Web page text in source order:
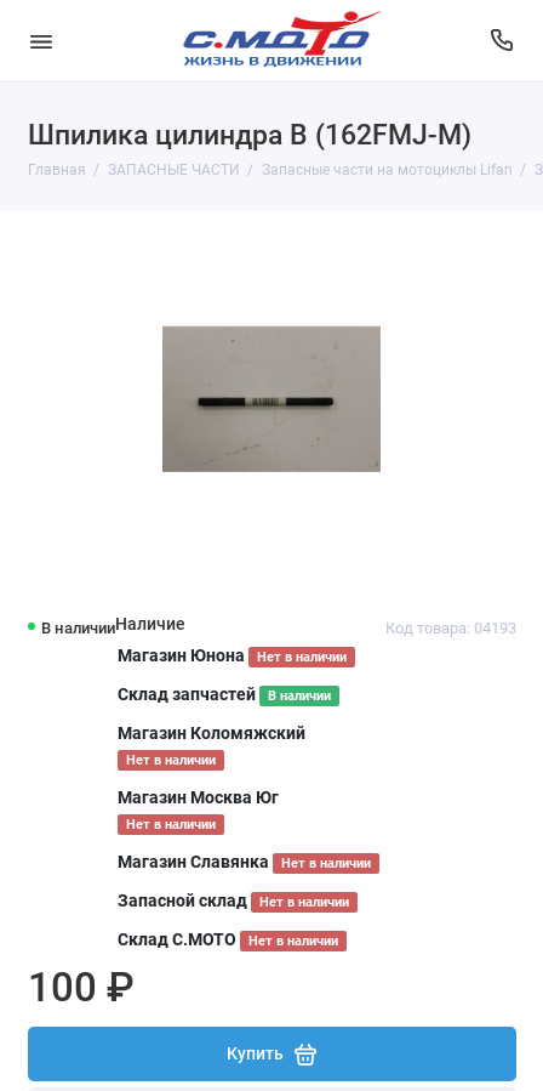
Шпилика цилиндра B (162FMJ-M)
Главная ЗАПАСНЫЕ ЧАСТИ Запасные части на мотоциклы Lifan
В наличии Код товара: 04193
Наличие
Магазин Юнона
Нет в наличии
Склад запчастей В наличии
Магазин Коломяжский
Нет в наличии
Магазин Москва Юг
Нет в наличии
Магазин Славянка Нет в наличии
Запасной склад Нет в наличии
Склад С.МОТО Нет в наличии
100 ₽
Купить